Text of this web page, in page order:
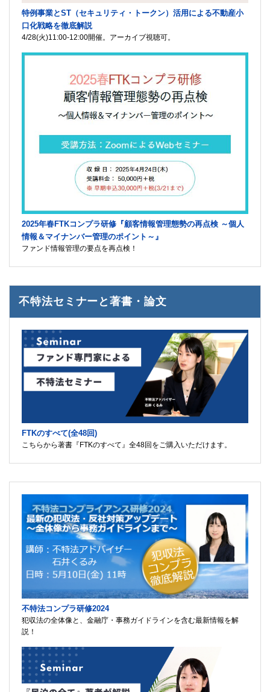
特例事業とST（セキュリティ・トークン）活用による不動産小
口化戦略を徹底解説
4/28(火)11:00-12:00開催。アーカイブ視聴可。
2025年春FTKコンプラ研修『顧客情報管理態勢の再点検 ～個人
情報＆マイナンバー管理のポイント～』
ファンド情報管理の要点を再点検！
不特法セミナーと著書・論文
FTKのすべて(全48回)
こちらから著書『FTKのすべて』全48回をご購入いただけます。
不特法コンプラ研修2024
犯収法の全体像と、金融庁・事務ガイドラインを含む最新情報を解
説！